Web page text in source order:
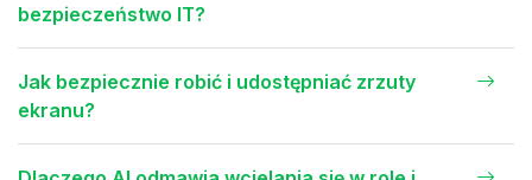
bezpieczeństwo IT?
Jak bezpiecznie robić i udostępniać zrzuty
ekranu?